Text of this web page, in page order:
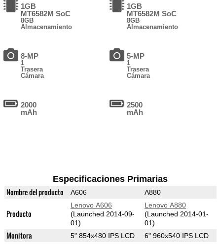
1GB
MT6582M SoC
8GB
Almacenamiento
8-MP
1
Trasera
Cámara
2000
mAh
1GB
MT6582M SoC
8GB
Almacenamiento
5-MP
1
Trasera
Cámara
2500
mAh
Especificaciones Primarias
Nombre del producto A606 A880
Producto
Lenovo A606
(Launched 2014-09-
01)
Lenovo A880
(Launched 2014-01-
01)
Monitora 5" 854x480 IPS LCD 6" 960x540 IPS LCD